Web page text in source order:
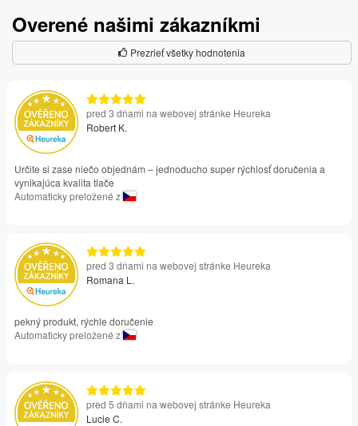
Overené našimi zákazníkmi
Prezrieť všetky hodnotenia
pred 3 dňami na webovej stránke Heureka
Robert K.
Určite si zase niečo objednám – jednoducho super rýchlosť doručenia a
vynikajúca kvalita tlače
Automaticky preložené z
pred 3 dňami na webovej stránke Heureka
Romana L.
pekný produkt, rýchle doručenie
Automaticky preložené z
pred 5 dňami na webovej stránke Heureka
Lucie C.